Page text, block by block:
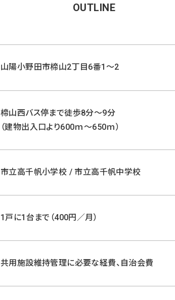
OUTLINE
山陽小野田市楴山2丁目6番1～2
楴山西バス停まで徒歩8分～9分
（建物出入口より600ｍ～650ｍ）
市立高千帆小学校 / 市立高千帆中学校
1戸に1台まで（400円／月）
共用施設維持管理に必要な経費、自治会費